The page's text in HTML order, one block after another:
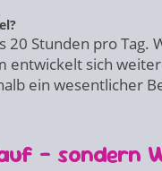
20 Stunden pro
entwickelt sich
ein wesentlicher
– sondern